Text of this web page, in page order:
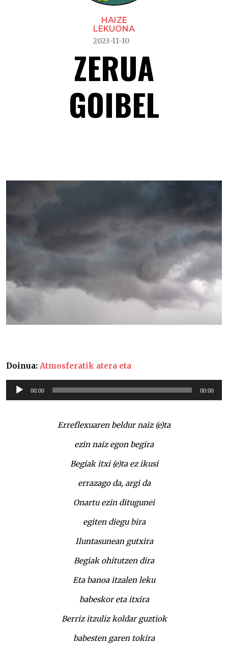
HAIZE
LEKUONA
2023-11-10
ZERUA
GOIBEL
Doinua: Atmosferatik atera eta
Soinu
erreproduzigailua
00:00 00:00
Erreflexuaren beldur naiz (e)ta
ezin naiz egon begira
Begiak itxi (e)ta ez ikusi
errazago da, argi da
Onartu ezin ditugunei
egiten diegu bira
Iluntasunean gutxira
Begiak ohitutzen dira
Eta banoa itzalen leku
babeskor eta itxira
Berriz itzuliz koldar guztiok
babesten garen tokira